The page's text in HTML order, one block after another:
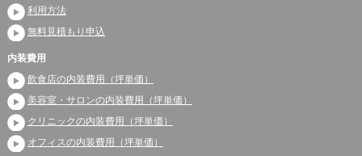
利用方法
無料見積もり申込
内装費用
飲食店の内装費用（坪単価）
美容室・サロンの内装費用（坪単価）
クリニックの内装費用（坪単価）
オフィスの内装費用（坪単価）